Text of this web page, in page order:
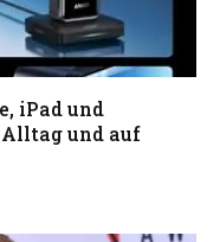
iPad und
und auf